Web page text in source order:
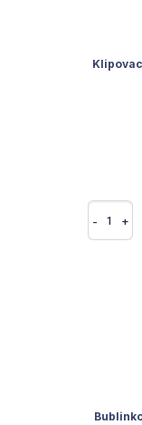
- +